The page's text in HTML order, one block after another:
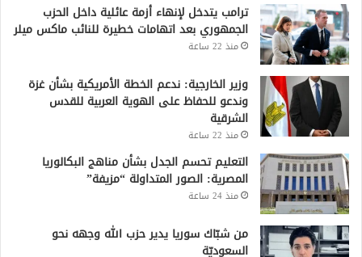
ترامب يتدخل لإنهاء أزمة عائلية داخل الحزب
الجمهوري بعد اتهامات خطيرة للنائب ماكس ميلر
منذ 22 ساعة
وزير الخارجية: ندعم الخطة الأمريكية بشأن غزة
وندعو للحفاظ على الهوية العربية للقدس
الشرقية
منذ 22 ساعة
التعليم تحسم الجدل بشأن مناهج البكالوريا
المصرية: الصور المتداولة “مزيفة”
منذ 24 ساعة
من شبّاك سوريا يدير حزب الله وجهه نحو
السعوديّة